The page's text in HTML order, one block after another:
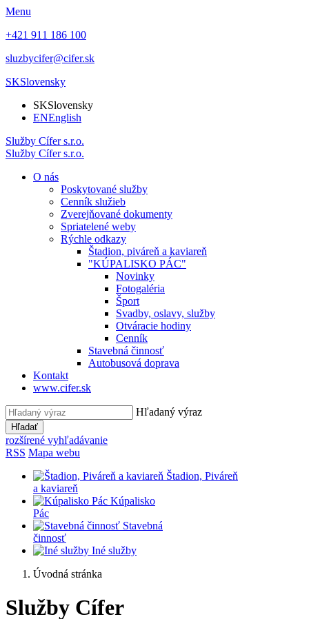
Menu
+421 911 186 100
sluzbycifer@cifer.sk
SKSlovensky
SKSlovensky
ENEnglish
Služby Cífer s.r.o.
Služby Cífer s.r.o.
O nás
Poskytované služby
Cenník služieb
Zverejňované dokumenty
Spriatelené weby
Rýchle odkazy
Štadion, piváreň a kaviareň
"KÚPALISKO PÁC"
Novinky
Fotogaléria
Šport
Svadby, oslavy, služby
Otváracie hodiny
Cenník
Stavebná činnosť
Autobusová doprava
Kontakt
www.cifer.sk
Hľadaný výraz
Hľadať
rozšírené vyhľadávanie
RSS Mapa webu
Štadion, Piváreň
a kaviareň
Kúpalisko
Pác
Stavebná
činnosť
Iné služby
Úvodná stránka
Služby Cífer